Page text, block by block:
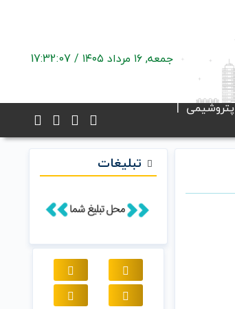
جمعه, ۱۶ مرداد ۱۴۰۵ / 17:32:08
پتروشیمی
تبلیغات